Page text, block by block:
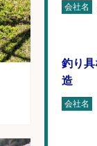
会社名
釣り
造
会社名